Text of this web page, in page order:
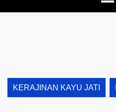
KERAJINAN KAYU JATI